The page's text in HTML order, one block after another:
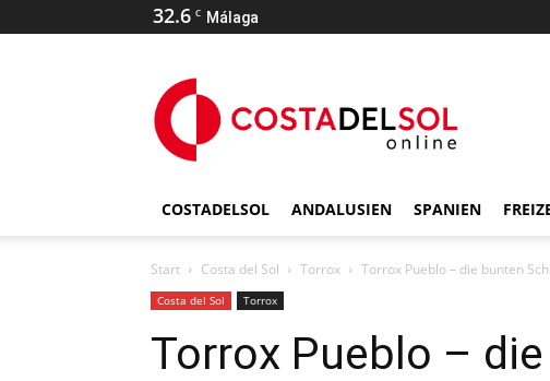
32.6 C Málaga
COSTADELSOL ANDALUSIEN SPANIEN
Start Costa del Sol Torrox Torrox Pueblo – die bunten
Costa del Sol Torrox
Torrox Pueblo –